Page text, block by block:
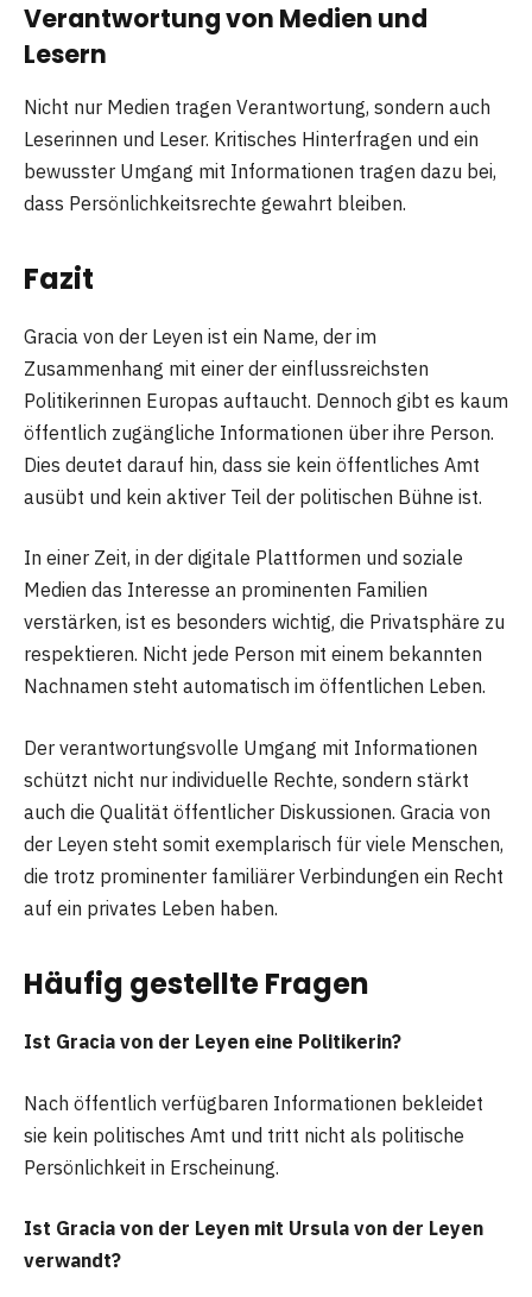
Verantwortung von Medien und
Lesern
Nicht nur Medien tragen Verantwortung, sondern auch
Leserinnen und Leser. Kritisches Hinterfragen und ein
bewusster Umgang mit Informationen tragen dazu bei,
dass Persönlichkeitsrechte gewahrt bleiben.
Fazit
Gracia von der Leyen ist ein Name, der im
Zusammenhang mit einer der einflussreichsten
Politikerinnen Europas auftaucht. Dennoch gibt es kaum
öffentlich zugängliche Informationen über ihre Person.
Dies deutet darauf hin, dass sie kein öffentliches Amt
ausübt und kein aktiver Teil der politischen Bühne ist.
In einer Zeit, in der digitale Plattformen und soziale
Medien das Interesse an prominenten Familien
verstärken, ist es besonders wichtig, die Privatsphäre zu
respektieren. Nicht jede Person mit einem bekannten
Nachnamen steht automatisch im öffentlichen Leben.
Der verantwortungsvolle Umgang mit Informationen
schützt nicht nur individuelle Rechte, sondern stärkt
auch die Qualität öffentlicher Diskussionen. Gracia von
der Leyen steht somit exemplarisch für viele Menschen,
die trotz prominenter familiärer Verbindungen ein Recht
auf ein privates Leben haben.
Häufig gestellte Fragen
Ist Gracia von der Leyen eine Politikerin?
Nach öffentlich verfügbaren Informationen bekleidet
sie kein politisches Amt und tritt nicht als politische
Persönlichkeit in Erscheinung.
Ist Gracia von der Leyen mit Ursula von der Leyen
verwandt?